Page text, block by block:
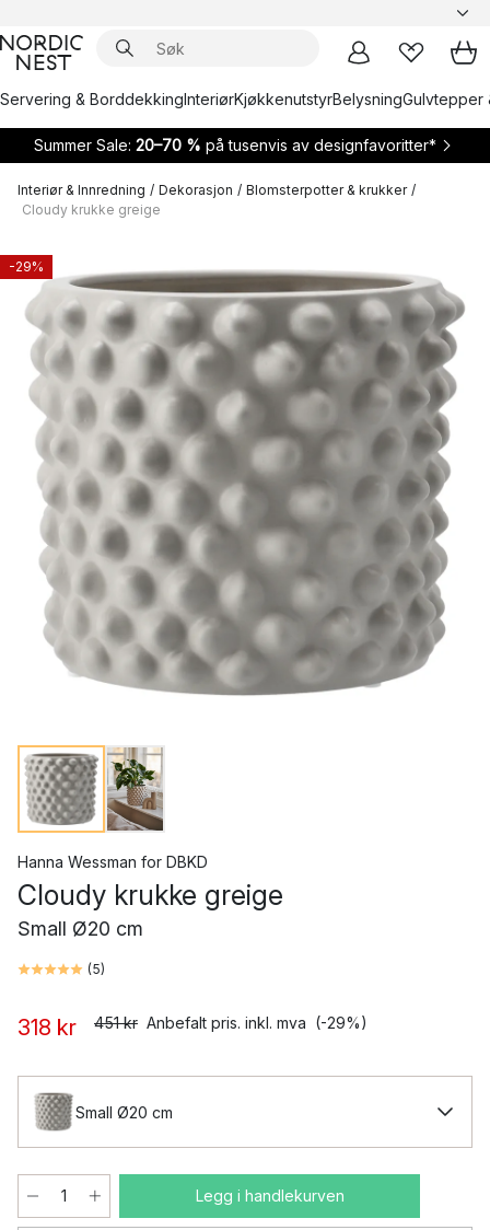
Servering & BorddekkingInteriørKjøkkenutstyrBelysningGulvtepper
Summer Sale: 20–70 % på tusenvis av designfavoritter*
Interiør & Innredning / Dekorasjon / Blomsterpotter & krukker /
Cloudy krukke greige
-29%
Hanna Wessman for DBKD
Cloudy krukke greige
Small Ø20 cm
(5)
318 kr 451 kr Anbefalt pris. inkl. mva (-29%)
Small Ø20 cm
Legg i handlekurven